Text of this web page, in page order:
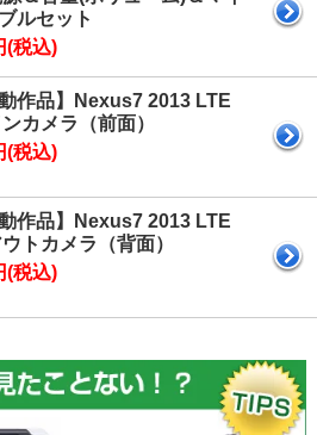
ルセット
(税込)
動作品】Nexus7 2013 LTE
カメラ（前面）
(税込)
動作品】Nexus7 2013 LTE
トカメラ（背面）
(税込)